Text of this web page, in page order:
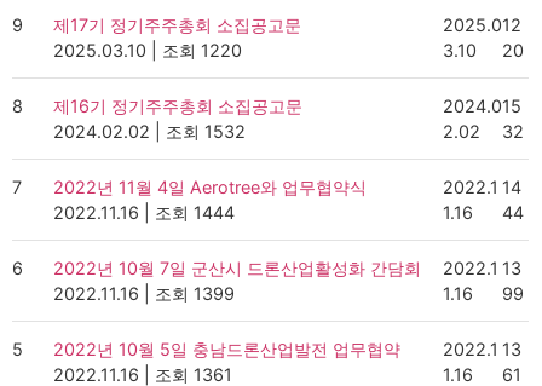
9
제17기 정기주주총회 소집공고문
2025.03.10
조회 1220
2025.0
3.10
12
20
8
제16기 정기주주총회 소집공고문
2024.02.02
조회 1532
2024.0
2.02
15
32
7
2022년 11월 4일 Aerotree와 업무협약식
2022.11.16
조회 1444
2022.1
1.16
14
44
6
2022년 10월 7일 군산시 드론산업활성화 간담회
2022.11.16
조회 1399
2022.1
1.16
13
99
5
2022년 10월 5일 충남드론산업발전 업무협약
2022.11.16
조회 1361
2022.1
1.16
13
61